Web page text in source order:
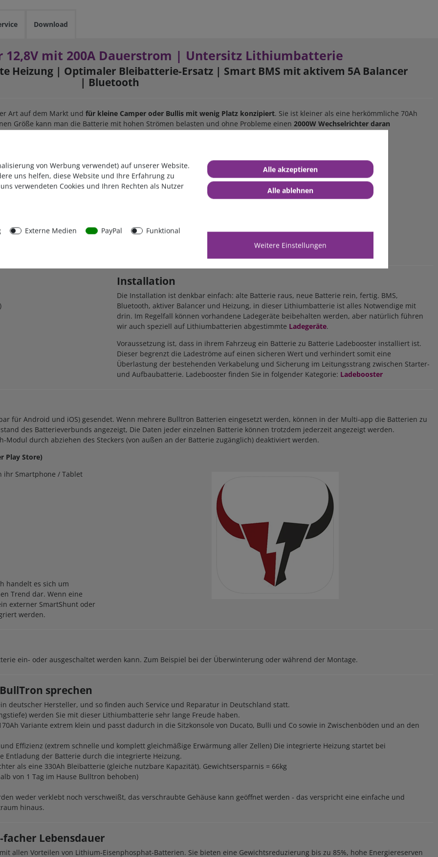
Download
12,8V mit 200A Dauerstrom | Untersitz Lithiumbatterie
Heizung | Optimaler Bleibatterie-Ersatz | Smart BMS mit aktivem 5A Balancer
| Bluetooth
Art auf dem Markt und für kleine Camper oder Bullis mit wenig Platz konzipiert. Sie ist kleiner als eine herkömmliche 70Ah
Größe kann man die Batterie mit hohen Strömen belasten und ohne Probleme einen 2000W Wechselrichter daran
Verhältnis aus Größe, Gewicht, Leistung und Lebensdauer zu erreichen.
Installation
Die Installation ist denkbar einfach: alte Batterie raus, neue Batterie rein, fertig. BMS,
Bluetooth, aktiver Balancer und Heizung, in dieser Lithiumbatterie ist alles Notwendige mit
drin. Im Regelfall können vorhandene Ladegeräte beibehalten werden, aber natürlich führen
wir auch speziell auf Lithiumbatterien abgestimmte Ladegeräte.
Voraussetzung ist, dass in ihrem Fahrzeug ein Batterie zu Batterie Ladebooster installiert ist.
Dieser begrenzt die Ladeströme auf einen sicheren Wert und verhindert somit eine
Überlastung der bestehenden Verkabelung und Sicherung im Leitungsstrang zwischen Starter-
und Aufbaubatterie. Ladebooster finden Sie in folgender Kategorie: Ladebooster
für Android und iOS) gesendet. Wenn mehrere Bulltron Batterien eingesetzt werden, können in der Multi-app die Batterien zu
des Batterieverbunds angezeigt, Die Daten jeder einzelnen Batterie können trotzdem jederzeit angezeigt werden.
durch abziehen des Steckers (von außen an der Batterie zugänglich) deaktiviert werden.
Play Store)
ihr Smartphone / Tablet
handelt es sich um
Trend dar. Wenn eine
externer SmartShunt oder
werden.
ein- oder ausgeschaltet werden kann. Zum Beispiel bei der Überwinterung oder während der Montage.
sprechen
deutscher Hersteller, und so finden auch Service und Reparatur in Deutschland statt.
werden Sie mit dieser Lithiumbatterie sehr lange Freude haben.
Variante extrem klein und passt dadurch in die Sitzkonsole von Ducato, Bulli und Co sowie in Zwischenböden und an den
Effizienz (extrem schnelle und komplett gleichmäßige Erwärmung aller Zellen) Die integrierte Heizung startet bei
Entladung der Batterie durch die integrierte Heizung.
als eine 330Ah Bleibatterie (gleiche nutzbare Kapazität). Gewichtsersparnis = 66kg
von 1 Tag im Hause Bulltron behoben)
weder verklebt noch verschweißt, das verschraubte Gehäuse kann geöffnet werden - das verspricht eine einfache und
hinaus.
Lebensdauer
allen Vorteilen von Lithium-Eisenphosphat-Batterien. Sie bieten eine Gewichtsreduzierung bis zu 85%, hohe Energiereserven
von Werbung verwendet) auf unserer Website.
uns helfen, diese Website und Ihre Erfahrung zu
verwendeten Cookies und Ihren Rechten als Nutzer
Externe Medien PayPal
Funktional
Weitere Einstellungen
Alle akzeptieren
Alle ablehnen